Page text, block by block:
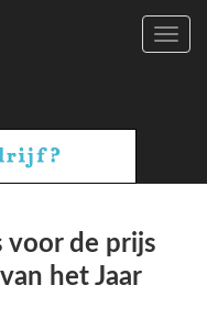
de prijs
het Jaar